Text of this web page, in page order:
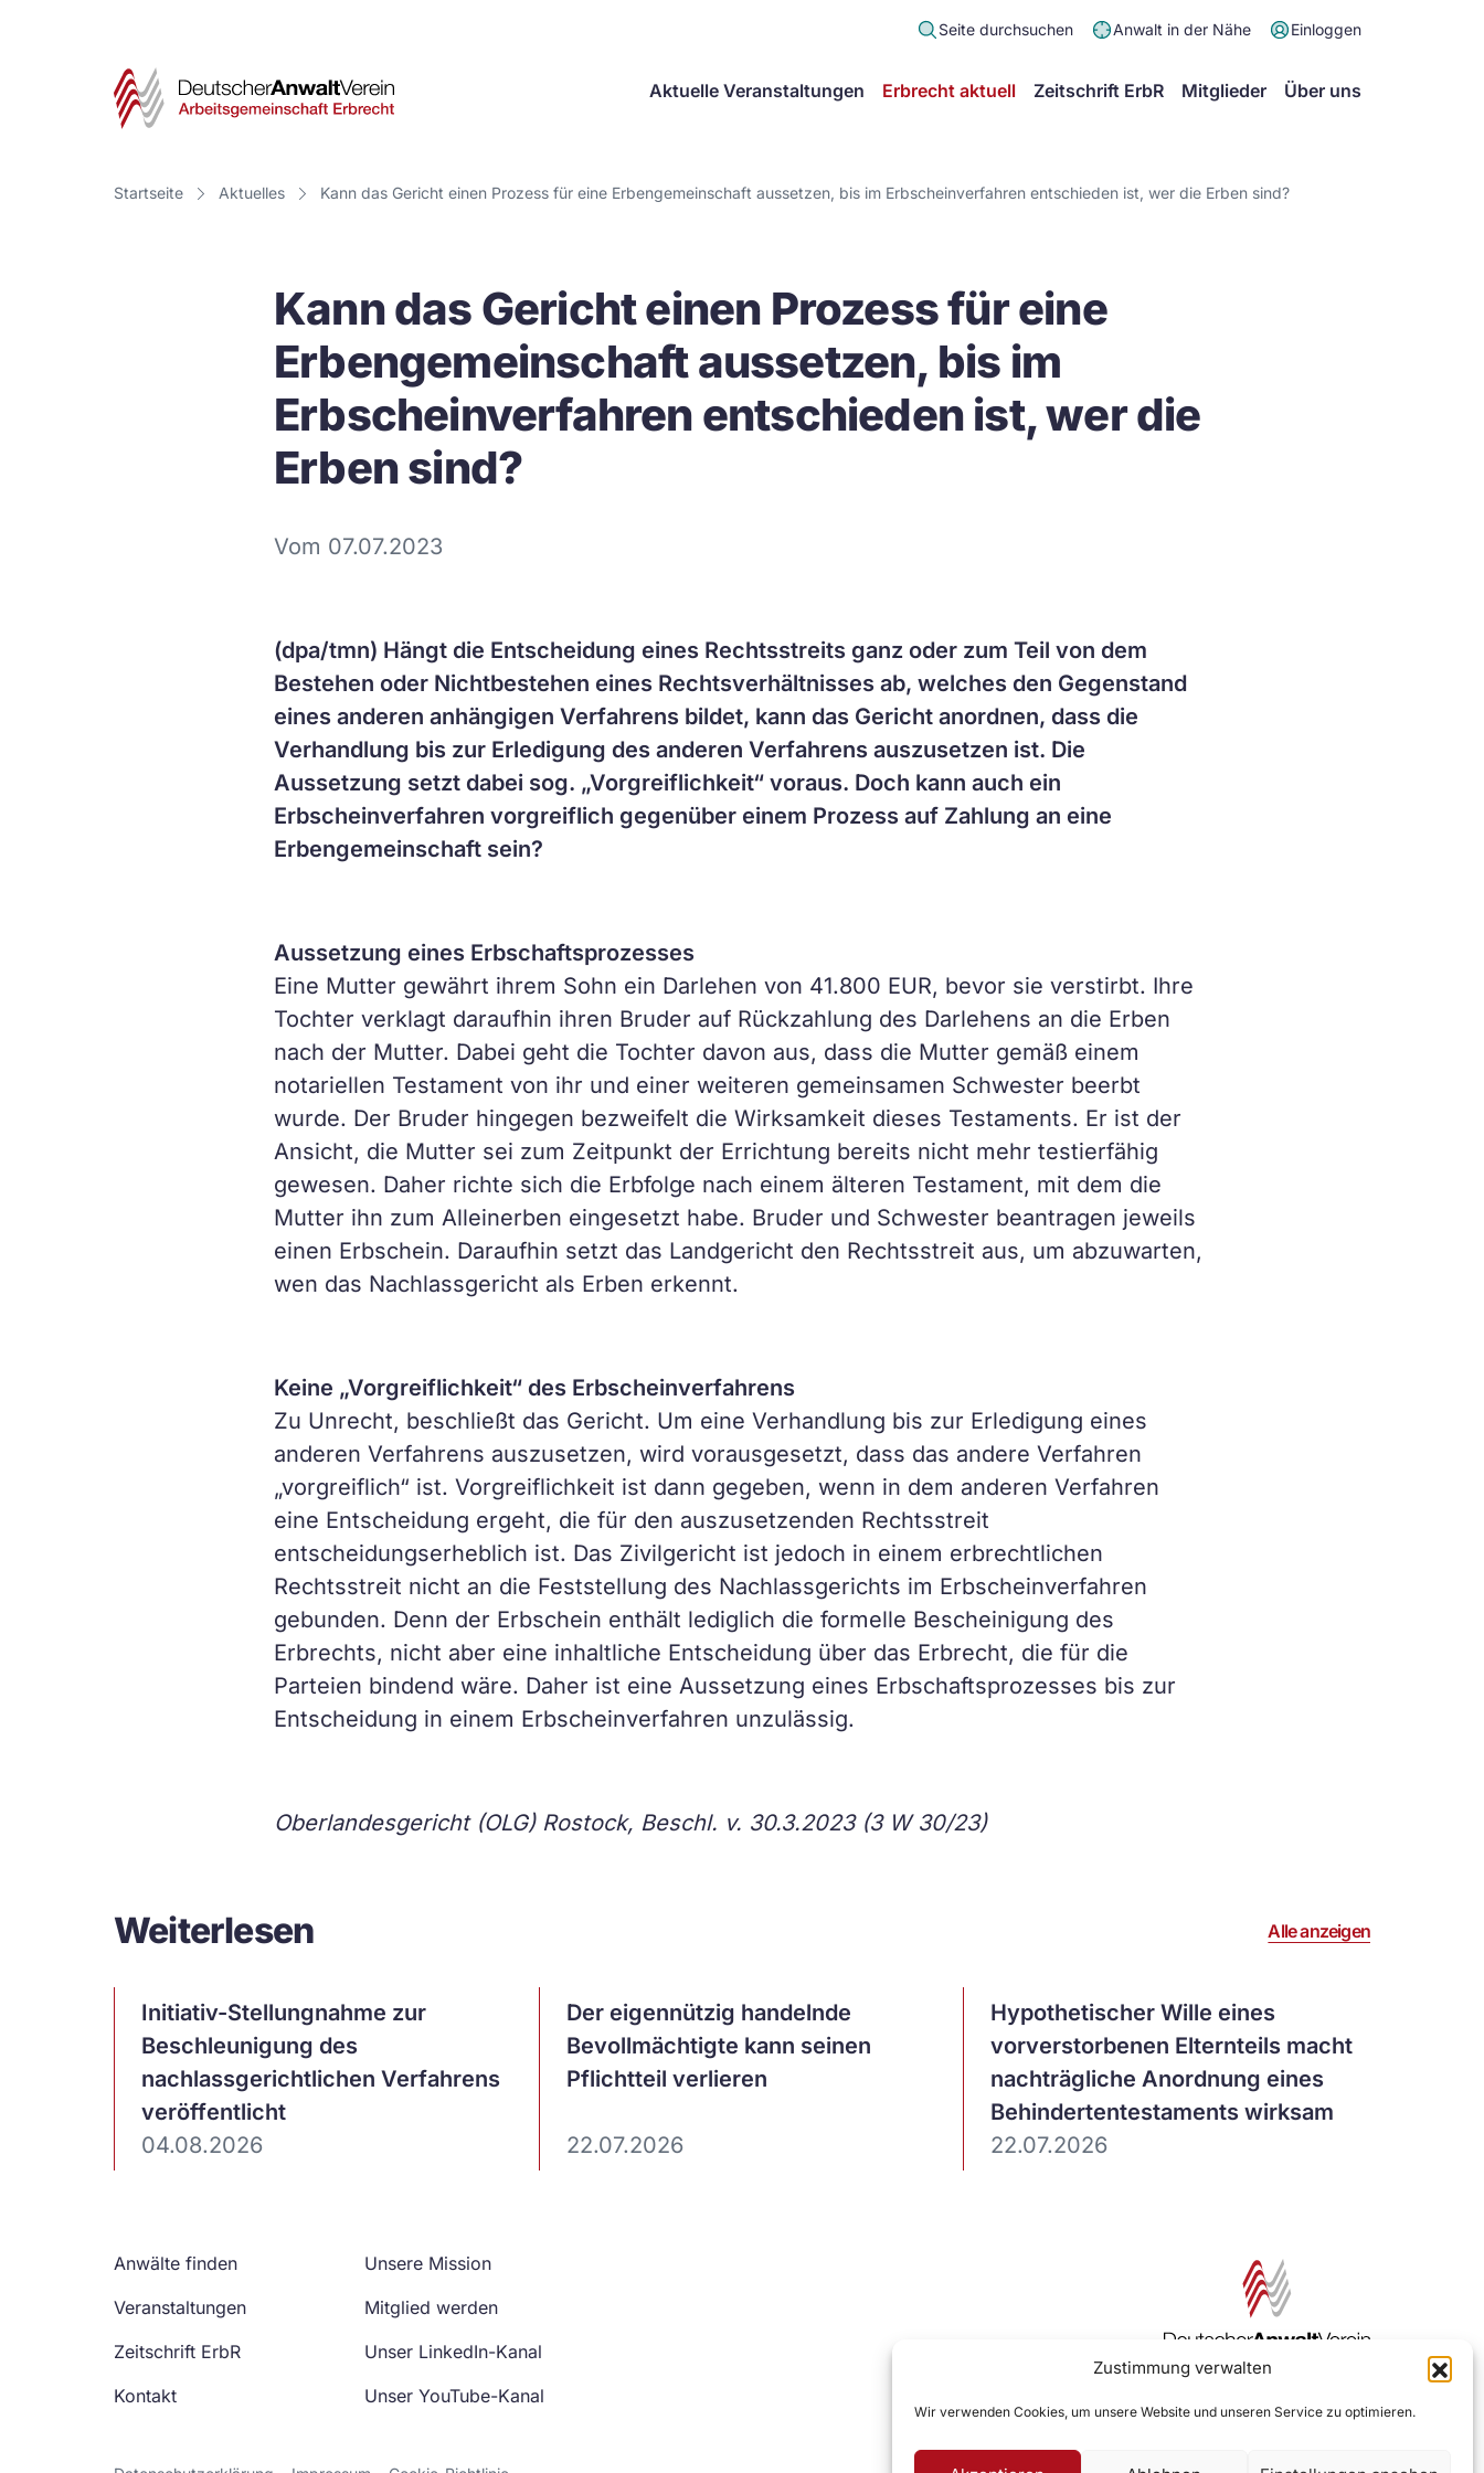
Zustimmung verwalten
Wir verwenden Cookies, um unsere Website und unseren Service zu optimieren.
Seite durchsuchen Anwalt in der Nähe Einloggen
Deutscher
Verein
Arbeitsgemeinschaft
Erbrecht
Aktuelle Veranstaltungen Erbrecht aktuell Zeitschrift ErbR Mitglieder Über uns
Startseite Aktuelles Kann das Gericht einen Prozess für eine Erbengemeinschaft aussetzen, bis im Erbscheinverfahren entschieden ist, wer die Erben sind?
Kann das Gericht einen Prozess für eine
Erbengemeinschaft aussetzen, bis im
Erbscheinverfahren entschieden ist, wer die
Erben sind?
Vom 07.07.2023
(dpa/tmn) Hängt die Entscheidung eines Rechtsstreits ganz oder zum Teil von dem
Bestehen oder Nichtbestehen eines Rechtsverhältnisses ab, welches den Gegenstand
eines anderen anhängigen Verfahrens bildet, kann das Gericht anordnen, dass die
Verhandlung bis zur Erledigung des anderen Verfahrens auszusetzen ist. Die
Aussetzung setzt dabei sog. „Vorgreiflichkeit“ voraus. Doch kann auch ein
Erbscheinverfahren vorgreiflich gegenüber einem Prozess auf Zahlung an eine
Erbengemeinschaft sein?
Aussetzung eines Erbschaftsprozesses
Eine Mutter gewährt ihrem Sohn ein Darlehen von 41.800 EUR, bevor sie verstirbt. Ihre
Tochter verklagt daraufhin ihren Bruder auf Rückzahlung des Darlehens an die Erben
nach der Mutter. Dabei geht die Tochter davon aus, dass die Mutter gemäß einem
notariellen Testament von ihr und einer weiteren gemeinsamen Schwester beerbt
wurde. Der Bruder hingegen bezweifelt die Wirksamkeit dieses Testaments. Er ist der
Ansicht, die Mutter sei zum Zeitpunkt der Errichtung bereits nicht mehr testierfähig
gewesen. Daher richte sich die Erbfolge nach einem älteren Testament, mit dem die
Mutter ihn zum Alleinerben eingesetzt habe. Bruder und Schwester beantragen jeweils
einen Erbschein. Daraufhin setzt das Landgericht den Rechtsstreit aus, um abzuwarten,
wen das Nachlassgericht als Erben erkennt.
Keine „Vorgreiflichkeit“ des Erbscheinverfahrens
Zu Unrecht, beschließt das Gericht. Um eine Verhandlung bis zur Erledigung eines
anderen Verfahrens auszusetzen, wird vorausgesetzt, dass das andere Verfahren
„vorgreiflich“ ist. Vorgreiflichkeit ist dann gegeben, wenn in dem anderen Verfahren
eine Entscheidung ergeht, die für den auszusetzenden Rechtsstreit
entscheidungserheblich ist. Das Zivilgericht ist jedoch in einem erbrechtlichen
Rechtsstreit nicht an die Feststellung des Nachlassgerichts im Erbscheinverfahren
gebunden. Denn der Erbschein enthält lediglich die formelle Bescheinigung des
Erbrechts, nicht aber eine inhaltliche Entscheidung über das Erbrecht, die für die
Parteien bindend wäre. Daher ist eine Aussetzung eines Erbschaftsprozesses bis zur
Entscheidung in einem Erbscheinverfahren unzulässig.
Oberlandesgericht (OLG) Rostock, Beschl. v. 30.3.2023 (3 W 30/23)
Weiterlesen Alle anzeigen
Initiativ-Stellungnahme zur
Beschleunigung des
nachlassgerichtlichen Verfahrens
veröffentlicht
04.08.2026
Artikel
ansehen
Der eigennützig handelnde
Bevollmächtigte kann seinen
Pflichtteil verlieren
22.07.2026
Artikel
ansehen
Hypothetischer Wille eines
vorverstorbenen Elternteils macht
nachträgliche Anordnung eines
Behindertentestaments wirksam
22.07.2026
Artikel
ansehen
Anwälte finden
Veranstaltungen
Zeitschrift ErbR
Kontakt
Unsere Mission
Mitglied werden
Unser LinkedIn-Kanal
Unser YouTube-Kanal
Zur DAV Webseite